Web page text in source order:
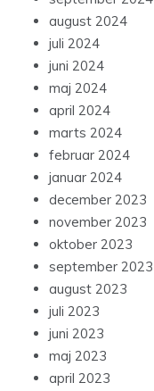
august 2024
juli 2024
juni 2024
maj 2024
april 2024
marts 2024
februar 2024
januar 2024
december 2023
november 2023
oktober 2023
september 2023
august 2023
juli 2023
juni 2023
maj 2023
april 2023